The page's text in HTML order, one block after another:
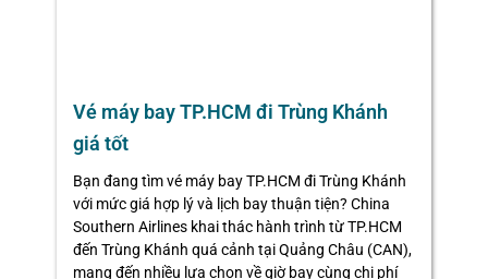
Vé máy bay TP.HCM đi Trùng Khánh
giá tốt
Bạn đang tìm vé máy bay TP.HCM đi Trùng Khánh
với mức giá hợp lý và lịch bay thuận tiện? China
Southern Airlines khai thác hành trình từ TP.HCM
đến Trùng Khánh quá cảnh tại Quảng Châu (CAN),
mang đến nhiều lựa chọn về giờ bay cùng chi phí